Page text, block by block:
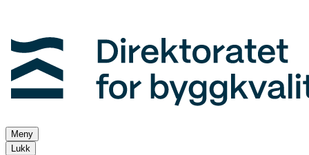
Meny
Lukk